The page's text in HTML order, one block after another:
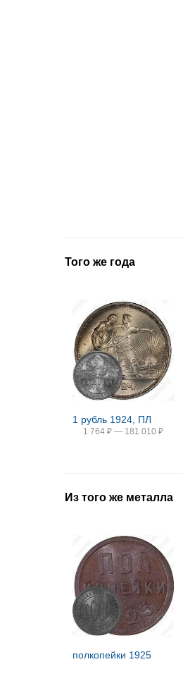
Того же года
1 рубль 1924, ПЛ
1 764 ₽ — 181 010 ₽
Из того же металла
полкопейки 1925